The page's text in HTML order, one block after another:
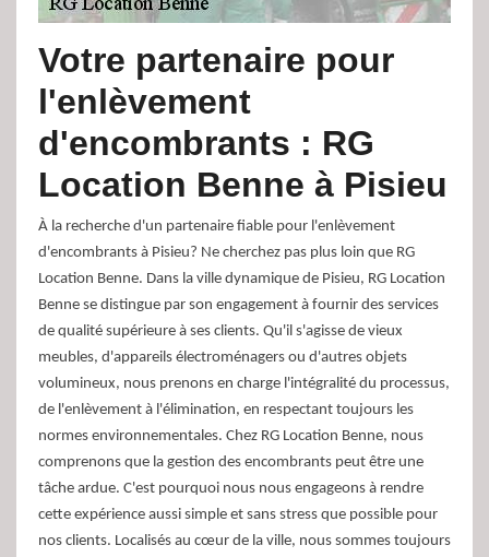
Votre partenaire pour
l'enlèvement
d'encombrants : RG
Location Benne à Pisieu
À la recherche d'un partenaire fiable pour l'enlèvement
d'encombrants à Pisieu? Ne cherchez pas plus loin que RG
Location Benne. Dans la ville dynamique de Pisieu, RG Location
Benne se distingue par son engagement à fournir des services
de qualité supérieure à ses clients. Qu'il s'agisse de vieux
meubles, d'appareils électroménagers ou d'autres objets
volumineux, nous prenons en charge l'intégralité du processus,
de l'enlèvement à l'élimination, en respectant toujours les
normes environnementales. Chez RG Location Benne, nous
comprenons que la gestion des encombrants peut être une
tâche ardue. C'est pourquoi nous nous engageons à rendre
cette expérience aussi simple et sans stress que possible pour
nos clients. Localisés au cœur de la ville, nous sommes toujours